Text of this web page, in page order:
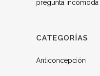
pregunta incómoda
CATEGORÍAS
Anticoncepción